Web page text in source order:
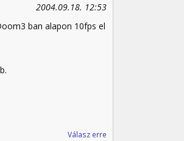
2004.09.18. 12:53
ban alapon 10fps el
Válasz erre